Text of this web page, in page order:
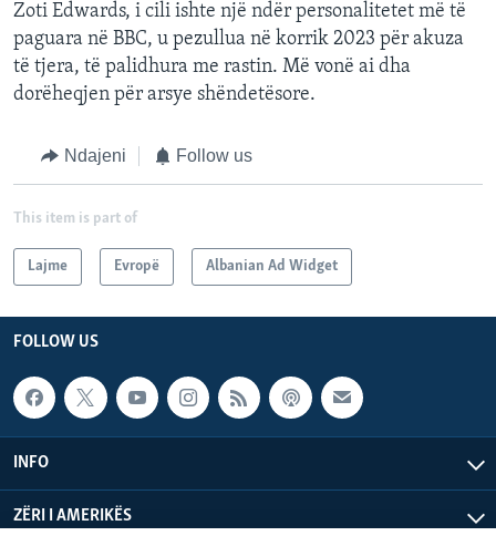
Zoti Edwards, i cili ishte një ndër personalitetet më të
paguara në BBC, u pezullua në korrik 2023 për akuza
të tjera, të palidhura me rastin. Më vonë ai dha
dorëheqjen për arsye shëndetësore.
Ndajeni Follow us
This item is part of
Lajme Evropë Albanian Ad Widget
FOLLOW US
INFO
ZËRI I AMERIKËS